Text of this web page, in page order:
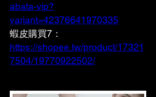
abata-vip?
variant=42376641970335
https://shopee.tw/product/17321
7504/19770922502/